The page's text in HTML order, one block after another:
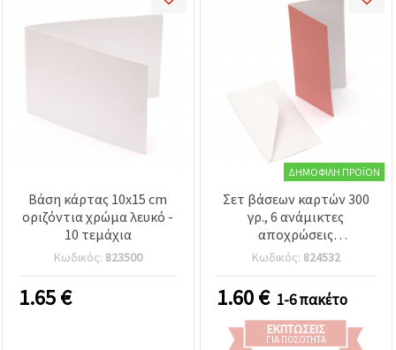
Βάση κάρτας 10x15 cm
οριζόντια χρώμα λευκό -
10 τεμάχια
Κωδικός: 823500
1.65€
ΔΗΜΟΦΙΛΉ ΠΡΟΪΌΝ
Σετ βάσεων καρτών 300
γρ., 6 ανάμικτες
αποχρώσεις
εσπεριδοειδών, 10 x 21
εκ., με λευκούς φακέλους
100 γρ., 10,7 x 21,5 εκ., 6
τεμ., για χειροτεχνίες,
cardmaking &
scrapbooking
Κωδικός: 824532
1.60€ 1-6 πακέτο
ΕΚΠΤΏΣΕΙΣ
ΓΙΑ ΠΟΣΌΤΗΤΑ